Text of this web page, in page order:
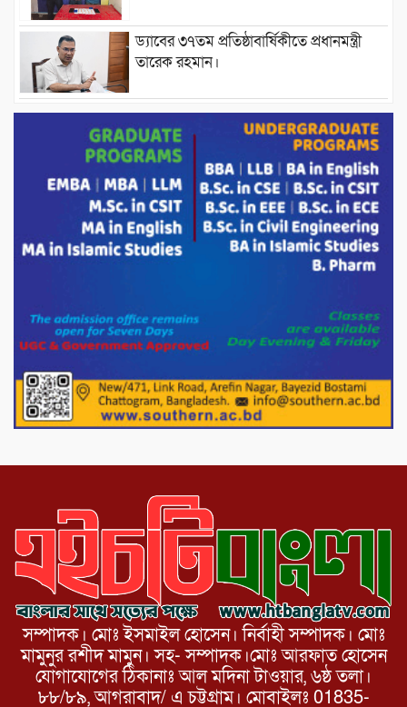
ড্যাবের ৩৭তম প্রতিষ্ঠাবার্ষিকীতে প্রধানমন্ত্রী
তারেক রহমান।
চন্দনাইশের হাশিমপুর ৪ নং ওয়ার্ডে ৫’শতাধিক
হতদরিদ্র পরিবারের মাঝে খাদ্যসামগ্রী বিতরণ
করেন মনজুর মোরশেদ
পরিবেশ রক্ষায় পাটগ্রামে ইহসান ইয়ুথ
সার্কেলের বৃক্ষরোপণ
মিরপুর-১১ নম্বরে দুর্বৃত্তদের গুলিতে বিএনপি
পাটগ্রামে চিকিৎসা সেবায় বীর মুক্তিযোদ্ধা দবির
উদ্দিন ফাউন্ডেশন
পাটগ্রামের দহগ্রাম ইউনিয়নের প্রধান সড়ক
ভেঙ্গে যোগাযোগ বিছিন্ন
সম্পাদক। মোঃ ইসমাইল হোসেন। নির্বাহী সম্পাদক। মোঃ
মামুনুর রশীদ মামুন। সহ- সম্পাদক।মোঃ আরফাত হোসেন
যোগাযোগের ঠিকানাঃ আল মদিনা টাওয়ার, ৬ষ্ঠ তলা।
৮৮/৮৯, আগরাবাদ/ এ চট্টগ্রাম। মোবাইলঃ 01835-